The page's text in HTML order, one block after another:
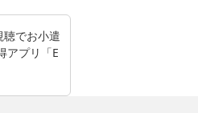
聴でお小遣
アプリ「E